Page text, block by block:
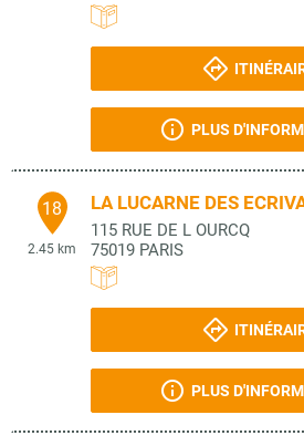
PLUS
18
2.45 km
LA LUCARNE DES
115 RUE DE L OURCQ
75019 PARIS
PLUS